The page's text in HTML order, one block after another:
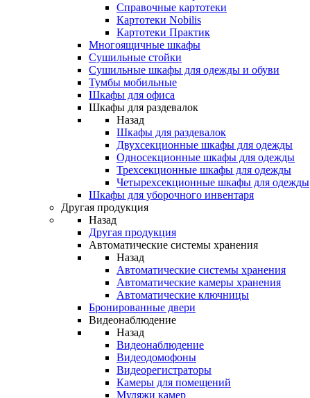
Справочные картотеки
Картотеки Nobilis
Картотеки Практик
Многоящичные шкафы
Сушильные стойки
Сушильные шкафы для одежды и обуви
Тумбы мобильные
Шкафы для офиса
Шкафы для раздевалок
Назад
Шкафы для раздевалок
Двухсекционные шкафы для одежды
Односекционные шкафы для одежды
Трехсекционные шкафы для одежды
Четырехсекционные шкафы для одежды
Шкафы для уборочного инвентаря
Другая продукция
Назад
Другая продукция
Автоматические системы хранения
Назад
Автоматические системы хранения
Автоматические камеры хранения
Автоматические ключницы
Бронированные двери
Видеонаблюдение
Назад
Видеонаблюдение
Видеодомофоны
Видеорегистраторы
Камеры для помещений
Муляжи камер